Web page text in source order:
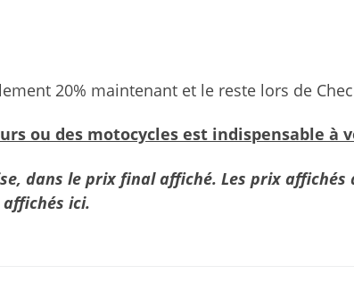
20% maintenant et le reste lors de
ou des motocycles est indispensable à
dans le prix final affiché. Les prix affichés
ici.